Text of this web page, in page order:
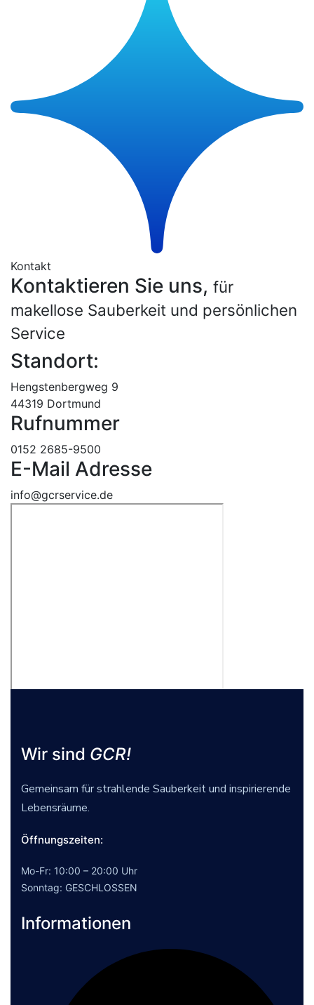
Kontakt
Kontaktieren Sie uns, für
makellose Sauberkeit und persönlichen
Service
Standort:
Hengstenbergweg 9
44319 Dortmund
Rufnummer
0152 2685-9500
E-Mail Adresse
info@gcrservice.de
Wir sind GCR!
Gemeinsam für strahlende Sauberkeit und inspirierende
Lebensräume.
Öffnungszeiten:
Mo-Fr: 10:00 – 20:00 Uhr
Sonntag: GESCHLOSSEN
Informationen